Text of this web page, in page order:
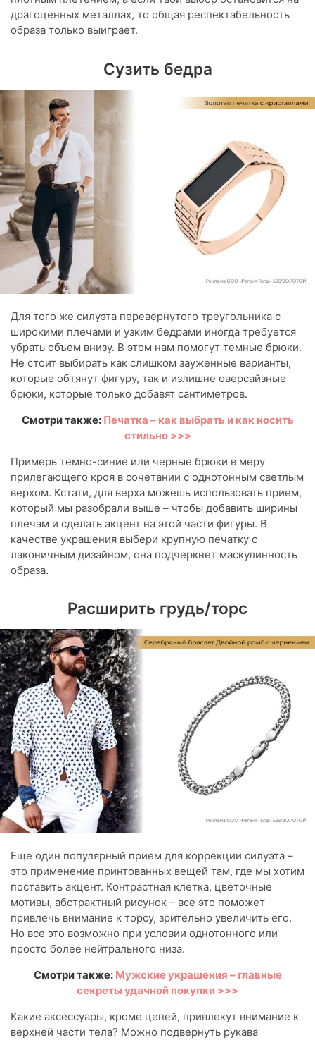
драгоценных металлах, то общая респектабельность
образа только выиграет.
Сузить бедра
Для того же силуэта перевернутого треугольника с
широкими плечами и узким бедрами иногда требуется
убрать объем внизу. В этом нам помогут темные брюки.
Не стоит выбирать как слишком зауженные варианты,
которые обтянут фигуру, так и излишне оверсайзные
брюки, которые только добавят сантиметров.
Смотри также: Печатка – как выбрать и как носить
стильно >>>
Примерь темно-синие или черные брюки в меру
прилегающего кроя в сочетании с однотонным светлым
верхом. Кстати, для верха можешь использовать прием,
который мы разобрали выше – чтобы добавить ширины
плечам и сделать акцент на этой части фигуры. В
качестве украшения выбери крупную печатку с
лаконичным дизайном, она подчеркнет маскулинность
образа.
Расширить грудь/торс
Еще один популярный прием для коррекции силуэта –
это применение принтованных вещей там, где мы хотим
поставить акцент. Контрастная клетка, цветочные
мотивы, абстрактный рисунок – все это поможет
привлечь внимание к торсу, зрительно увеличить его.
Но все это возможно при условии однотонного или
просто более нейтрального низа.
Смотри также: Мужские украшения – главные
секреты удачной покупки >>>
Какие аксессуары, кроме цепей, привлекут внимание к
верхней части тела? Можно подвернуть рукава